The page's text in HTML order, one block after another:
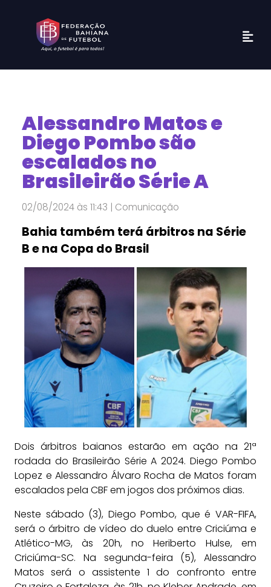
Alessandro Matos e
Diego Pombo são
escalados no
Brasileirão Série A
02/08/2024 às 11:43 | Comunicação
Bahia também terá árbitros na Série
B e na Copa do Brasil
Dois árbitros baianos estarão em ação na 21ª
rodada do Brasileirão Série A 2024. Diego Pombo
Lopez e Alessandro Álvaro Rocha de Matos foram
escalados pela CBF em jogos dos próximos dias.
Neste sábado (3), Diego Pombo, que é VAR-FIFA,
será o árbitro de vídeo do duelo entre Criciúma e
Atlético-MG, às 20h, no Heriberto Hulse, em
Criciúma-SC. Na segunda-feira (5), Alessandro
Matos será o assistente 1 do confronto entre